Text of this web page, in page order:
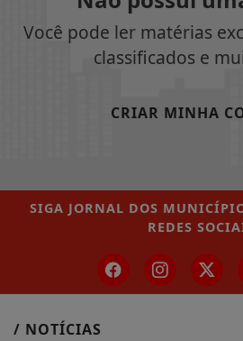
Você pode ler matérias
classificados e
CRIAR MINHA
SIGA JORNAL DOS
REDES
/ NOTÍCIAS